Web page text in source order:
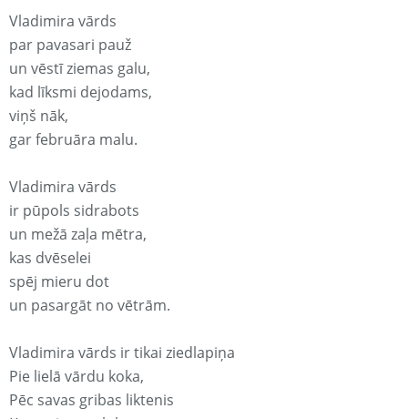
Vladimira vārds
par pavasari pauž
un vēstī ziemas galu,
kad līksmi dejodams,
viņš nāk,
gar februāra malu.
Vladimira vārds
ir pūpols sidrabots
un mežā zaļa mētra,
kas dvēselei
spēj mieru dot
un pasargāt no vētrām.
Vladimira vārds ir tikai ziedlapiņa
Pie lielā vārdu koka,
Pēc savas gribas liktenis